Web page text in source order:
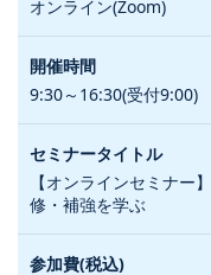
オンライン(Zoom)
9:30～16:30(受付9:00)
【オンラインセミナー
修・補強を学ぶ